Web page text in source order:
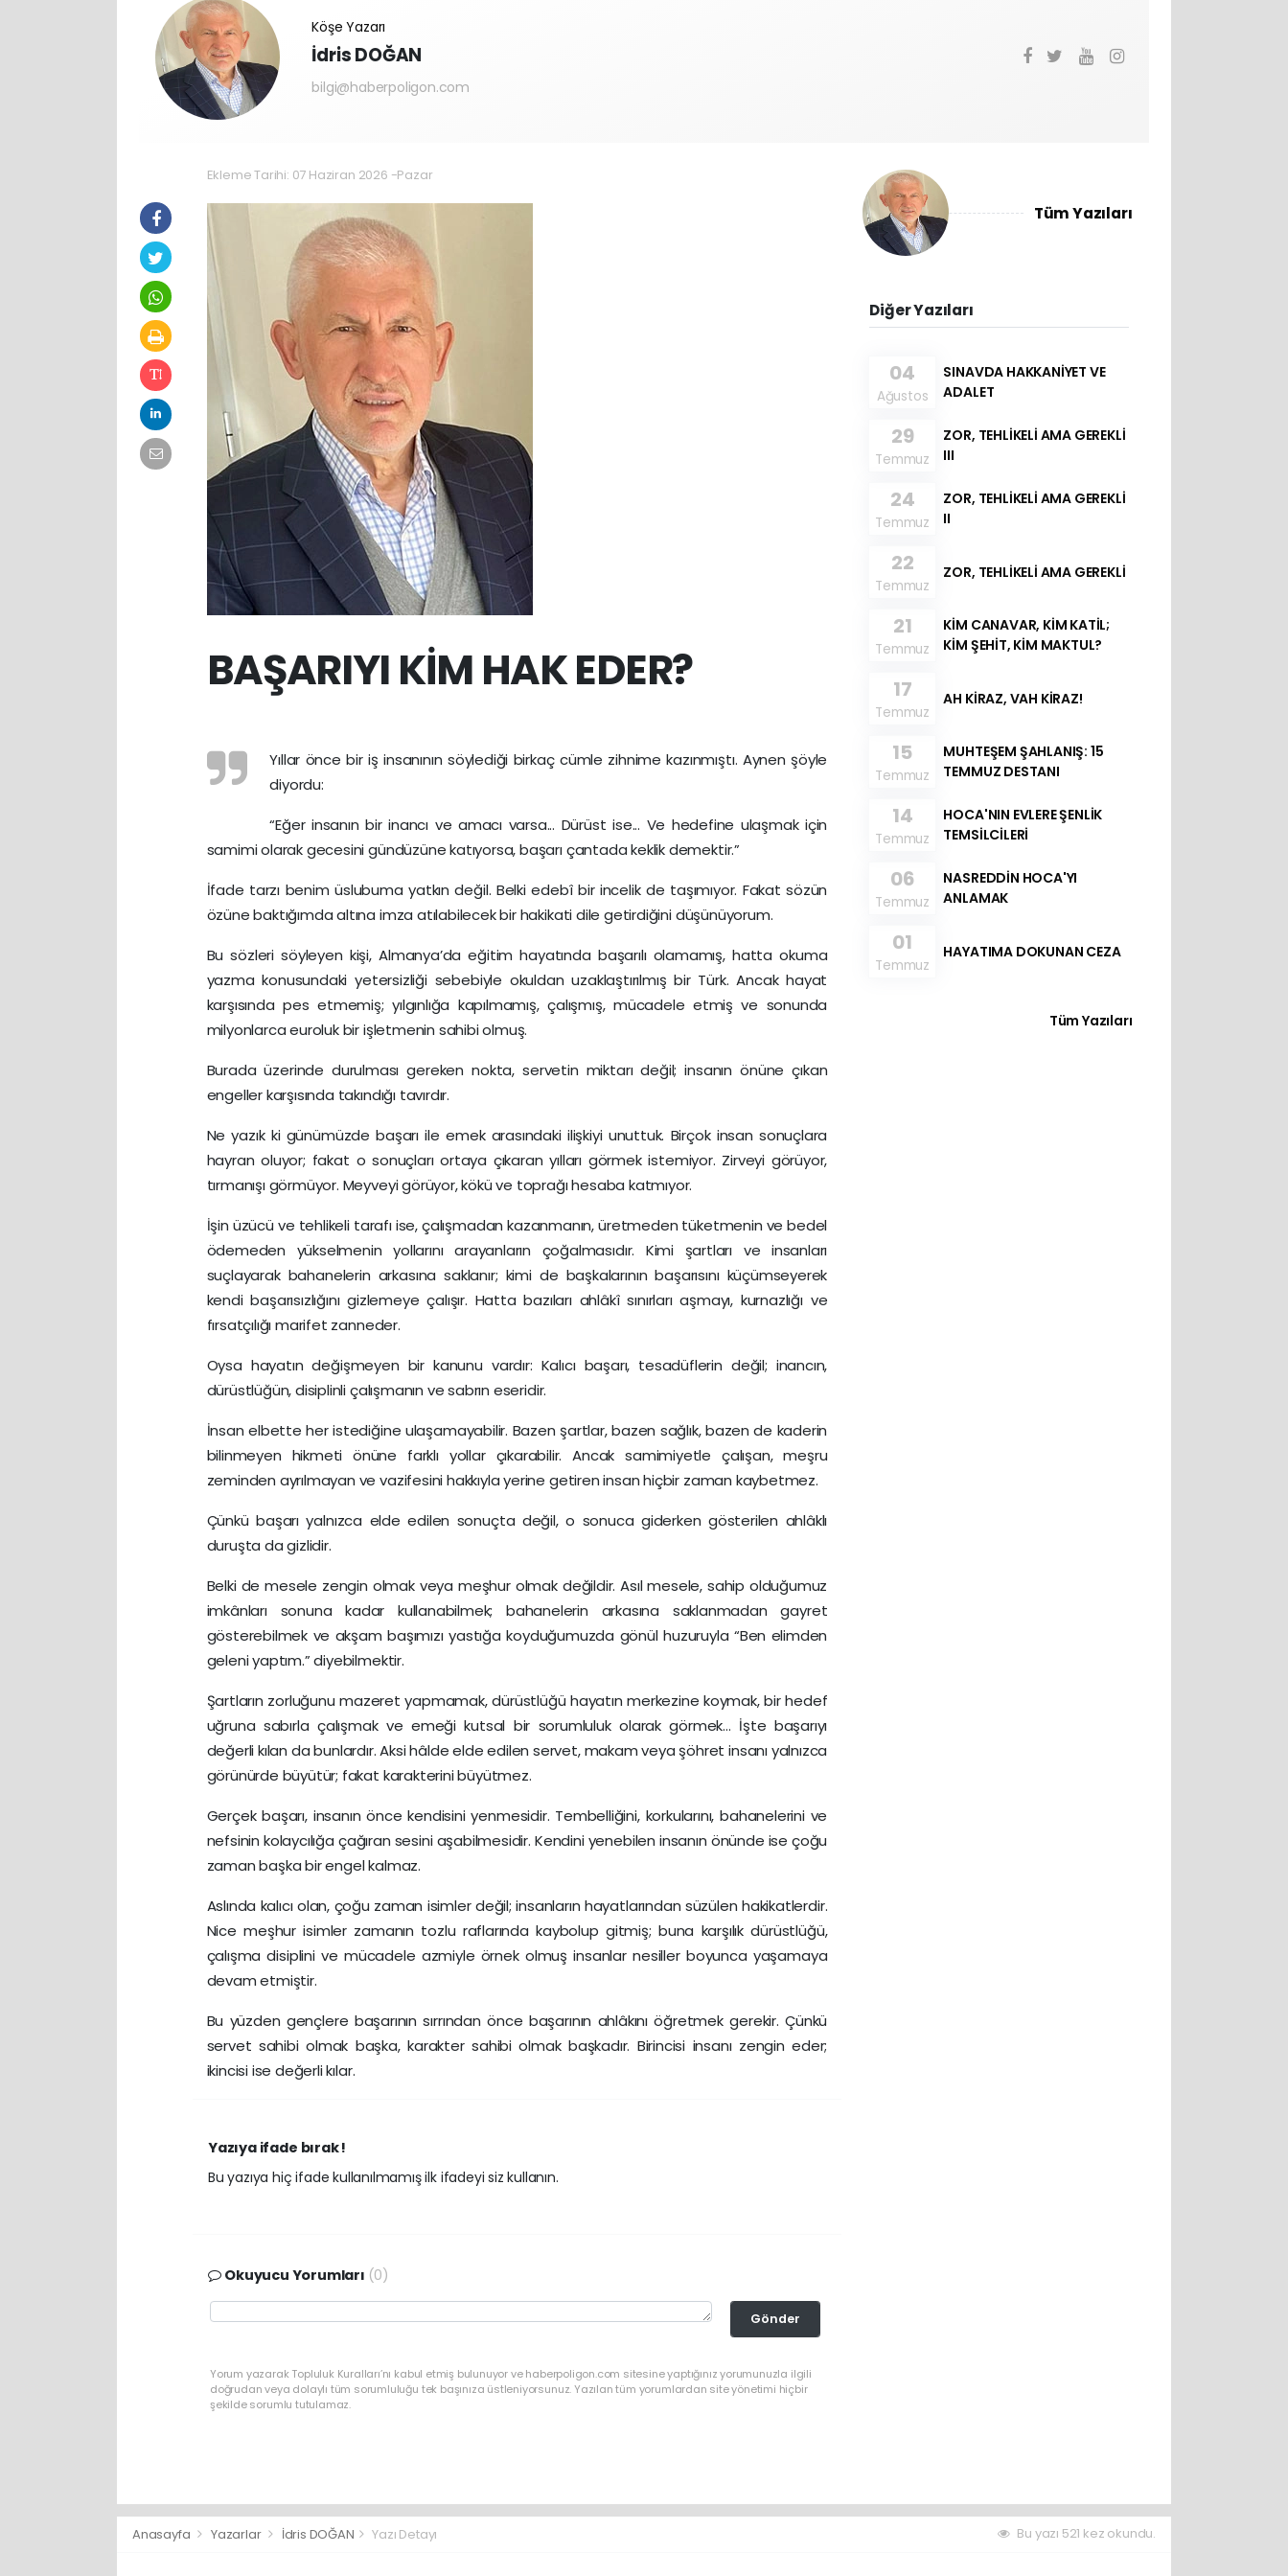
Köşe Yazarı
İdris DOĞAN
bilgi@haberpoligon.com
Ekleme Tarihi: 07 Haziran 2026 -Pazar
BAŞARIYI KİM HAK EDER?
Yıllar önce bir iş insanının söylediği birkaç cümle zihnime kazınmıştı. Aynen şöyle
diyordu:
“Eğer insanın bir inancı ve amacı varsa... Dürüst ise... Ve hedefine ulaşmak için
samimi olarak gecesini gündüzüne katıyorsa, başarı çantada keklik demektir.”
İfade tarzı benim üslubuma yatkın değil. Belki edebî bir incelik de taşımıyor. Fakat sözün
özüne baktığımda altına imza atılabilecek bir hakikati dile getirdiğini düşünüyorum.
Bu sözleri söyleyen kişi, Almanya’da eğitim hayatında başarılı olamamış, hatta okuma
yazma konusundaki yetersizliği sebebiyle okuldan uzaklaştırılmış bir Türk. Ancak hayat
karşısında pes etmemiş; yılgınlığa kapılmamış, çalışmış, mücadele etmiş ve sonunda
milyonlarca euroluk bir işletmenin sahibi olmuş.
Burada üzerinde durulması gereken nokta, servetin miktarı değil; insanın önüne çıkan
engeller karşısında takındığı tavırdır.
Ne yazık ki günümüzde başarı ile emek arasındaki ilişkiyi unuttuk. Birçok insan sonuçlara
hayran oluyor; fakat o sonuçları ortaya çıkaran yılları görmek istemiyor. Zirveyi görüyor,
tırmanışı görmüyor. Meyveyi görüyor, kökü ve toprağı hesaba katmıyor.
İşin üzücü ve tehlikeli tarafı ise, çalışmadan kazanmanın, üretmeden tüketmenin ve bedel
ödemeden yükselmenin yollarını arayanların çoğalmasıdır. Kimi şartları ve insanları
suçlayarak bahanelerin arkasına saklanır; kimi de başkalarının başarısını küçümseyerek
kendi başarısızlığını gizlemeye çalışır. Hatta bazıları ahlâkî sınırları aşmayı, kurnazlığı ve
fırsatçılığı marifet zanneder.
Oysa hayatın değişmeyen bir kanunu vardır: Kalıcı başarı, tesadüflerin değil; inancın,
dürüstlüğün, disiplinli çalışmanın ve sabrın eseridir.
İnsan elbette her istediğine ulaşamayabilir. Bazen şartlar, bazen sağlık, bazen de kaderin
bilinmeyen hikmeti önüne farklı yollar çıkarabilir. Ancak samimiyetle çalışan, meşru
zeminden ayrılmayan ve vazifesini hakkıyla yerine getiren insan hiçbir zaman kaybetmez.
Çünkü başarı yalnızca elde edilen sonuçta değil, o sonuca giderken gösterilen ahlâklı
duruşta da gizlidir.
Belki de mesele zengin olmak veya meşhur olmak değildir. Asıl mesele, sahip olduğumuz
imkânları sonuna kadar kullanabilmek; bahanelerin arkasına saklanmadan gayret
gösterebilmek ve akşam başımızı yastığa koyduğumuzda gönül huzuruyla “Ben elimden
geleni yaptım.” diyebilmektir.
Şartların zorluğunu mazeret yapmamak, dürüstlüğü hayatın merkezine koymak, bir hedef
uğruna sabırla çalışmak ve emeği kutsal bir sorumluluk olarak görmek... İşte başarıyı
değerli kılan da bunlardır. Aksi hâlde elde edilen servet, makam veya şöhret insanı yalnızca
görünürde büyütür; fakat karakterini büyütmez.
Gerçek başarı, insanın önce kendisini yenmesidir. Tembelliğini, korkularını, bahanelerini ve
nefsinin kolaycılığa çağıran sesini aşabilmesidir. Kendini yenebilen insanın önünde ise çoğu
zaman başka bir engel kalmaz.
Aslında kalıcı olan, çoğu zaman isimler değil; insanların hayatlarından süzülen hakikatlerdir.
Nice meşhur isimler zamanın tozlu raflarında kaybolup gitmiş; buna karşılık dürüstlüğü,
çalışma disiplini ve mücadele azmiyle örnek olmuş insanlar nesiller boyunca yaşamaya
devam etmiştir.
Bu yüzden gençlere başarının sırrından önce başarının ahlâkını öğretmek gerekir. Çünkü
servet sahibi olmak başka, karakter sahibi olmak başkadır. Birincisi insanı zengin eder;
ikincisi ise değerli kılar.
Yazıya ifade bırak !
Bu yazıya hiç ifade kullanılmamış ilk ifadeyi siz kullanın.
Okuyucu Yorumları (0)
Gönder
Yorum yazarak Topluluk Kuralları’nı kabul etmiş bulunuyor ve haberpoligon.com sitesine yaptığınız yorumunuzla ilgili
doğrudan veya dolaylı tüm sorumluluğu tek başınıza üstleniyorsunuz. Yazılan tüm yorumlardan site yönetimi hiçbir
şekilde sorumlu tutulamaz.
Tüm Yazıları
Diğer Yazıları
04
Ağustos
SINAVDA HAKKANİYET VE
ADALET
29
Temmuz
ZOR, TEHLİKELİ AMA GEREKLİ
III
24
Temmuz
ZOR, TEHLİKELİ AMA GEREKLİ
II
22
Temmuz
ZOR, TEHLİKELİ AMA GEREKLİ
21
Temmuz
KİM CANAVAR, KİM KATİL;
KİM ŞEHİT, KİM MAKTUL?
17
Temmuz
AH KİRAZ, VAH KİRAZ!
15
Temmuz
MUHTEŞEM ŞAHLANIŞ: 15
TEMMUZ DESTANI
14
Temmuz
HOCA'NIN EVLERE ŞENLİK
TEMSİLCİLERİ
06
Temmuz
NASREDDİN HOCA'YI
ANLAMAK
01
Temmuz
HAYATIMA DOKUNAN CEZA
Tüm Yazıları
Anasayfa Yazarlar İdris DOĞAN Yazı Detayı Bu yazı 521 kez okundu.